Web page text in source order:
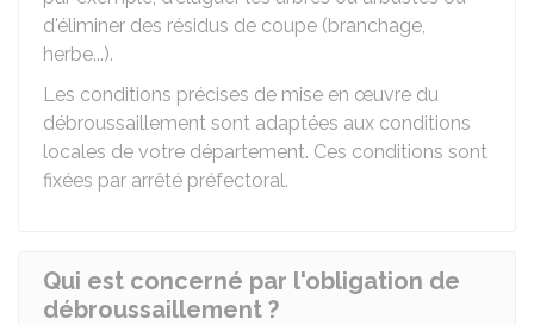
d'éliminer des résidus de coupe (branchage,
herbe...).
Les conditions précises de mise en œuvre du
débroussaillement sont adaptées aux conditions
locales de votre département. Ces conditions sont
fixées par arrêté préfectoral.
Qui est concerné par l'obligation de
débroussaillement ?